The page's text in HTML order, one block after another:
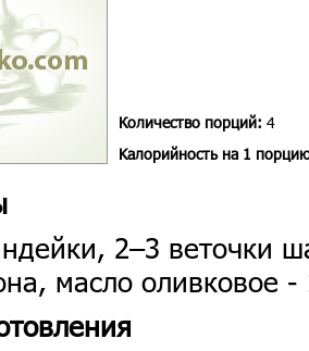
Количество порций: 4
Kалорийность на 1
2–3 веточки
масло оливковое -